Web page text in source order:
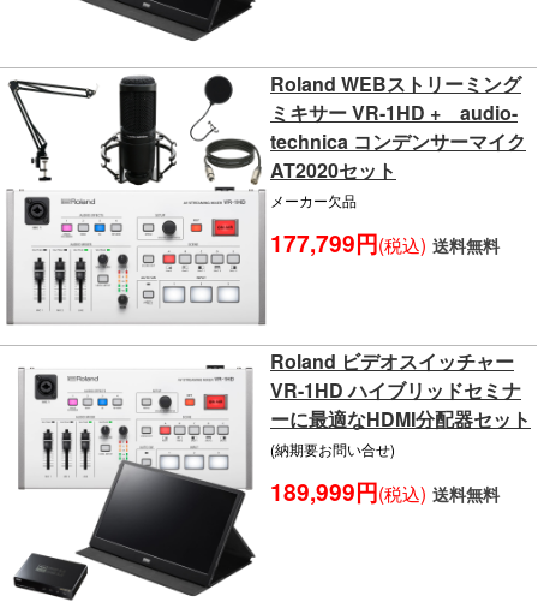
Roland WEBストリーミング
ミキサー VR-1HD + audio-
technica コンデンサーマイク
AT2020セット
メーカー欠品
177,799円(税込) 送料無料
Roland ビデオスイッチャー
VR-1HD ハイブリッドセミナ
ーに最適なHDMI分配器セット
(納期要お問い合せ)
189,999円(税込) 送料無料